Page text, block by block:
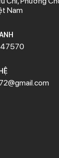
Nam